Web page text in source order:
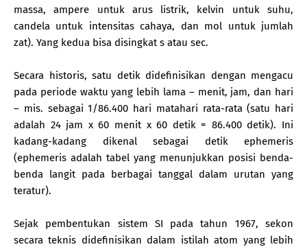
massa, ampere untuk arus listrik, kelvin untuk suhu,
candela untuk intensitas cahaya, dan mol untuk jumlah
zat). Yang kedua bisa disingkat s atau sec.
Secara historis, satu detik didefinisikan dengan mengacu
pada periode waktu yang lebih lama – menit, jam, dan hari
– mis. sebagai 1/86.400 hari matahari rata-rata (satu hari
adalah 24 jam x 60 menit x 60 detik = 86.400 detik). Ini
kadang-kadang dikenal sebagai detik ephemeris
(ephemeris adalah tabel yang menunjukkan posisi benda-
benda langit pada berbagai tanggal dalam urutan yang
teratur).
Sejak pembentukan sistem SI pada tahun 1967, sekon
secara teknis didefinisikan dalam istilah atom yang lebih